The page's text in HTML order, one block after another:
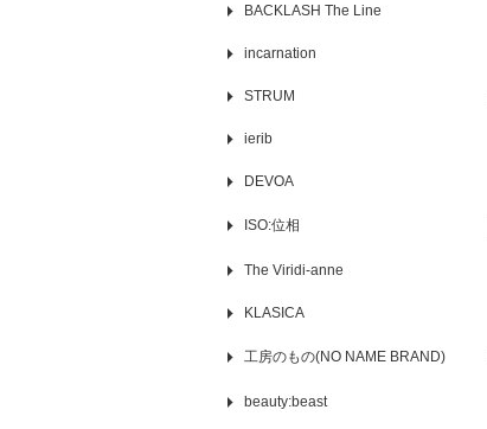
BACKLASH The Line
incarnation
STRUM
ierib
DEVOA
ISO:位相
The Viridi-anne
KLASICA
工房のもの(NO NAME BRAND)
beauty:beast